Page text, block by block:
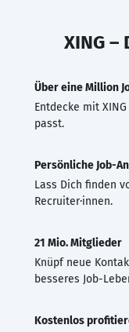
XING –
Über eine Million
Entdecke mit
passt.
Persönliche Job-
Lass Dich finden
Recruiter·innen.
21 Mio. Mitglieder
Knüpf neue
besseres Job-
Kostenlos